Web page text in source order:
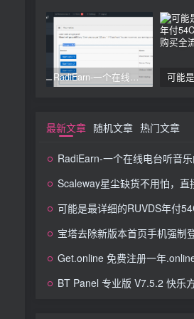
RadiEarn-一个在线电台听音乐的网赚
最新文章 随机文章 热门文章
RadiEarn-一个在线电台听音
Scaleway星尘缺货不用怕，直接API任意
可能是最详细的RUVDS年付54CNY无限流量
宝塔去除新版本首页手机强制
Get.online 免费注册一年
BT Panel 专业版 V7.5.2 快乐